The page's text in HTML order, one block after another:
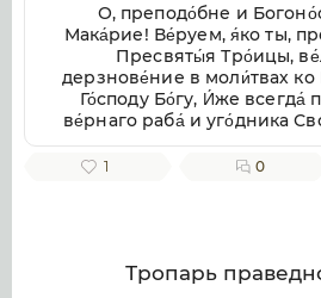
О, преподо́бне и
Мака́рие! Ве́руем, я́ко ты,
Пресвяты́я Тро́ицы,
дерзнове́ние в моли́твах
Го́споду Бо́гу, И́же всегда́
ве́рнаго раба́ и уго́дника
умиле́нием смире́нно
свя́тче Бо́жий, не премолчи́
исправле́ние зло́му и
1 0
Тропарь